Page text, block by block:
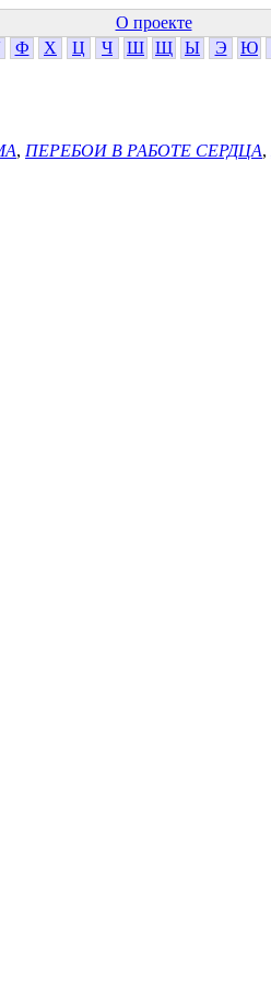
О проекте
Ф Х Ц Ч Ш Щ Ы Э Ю
, ПЕРЕБОИ В РАБОТЕ СЕРДЦА,